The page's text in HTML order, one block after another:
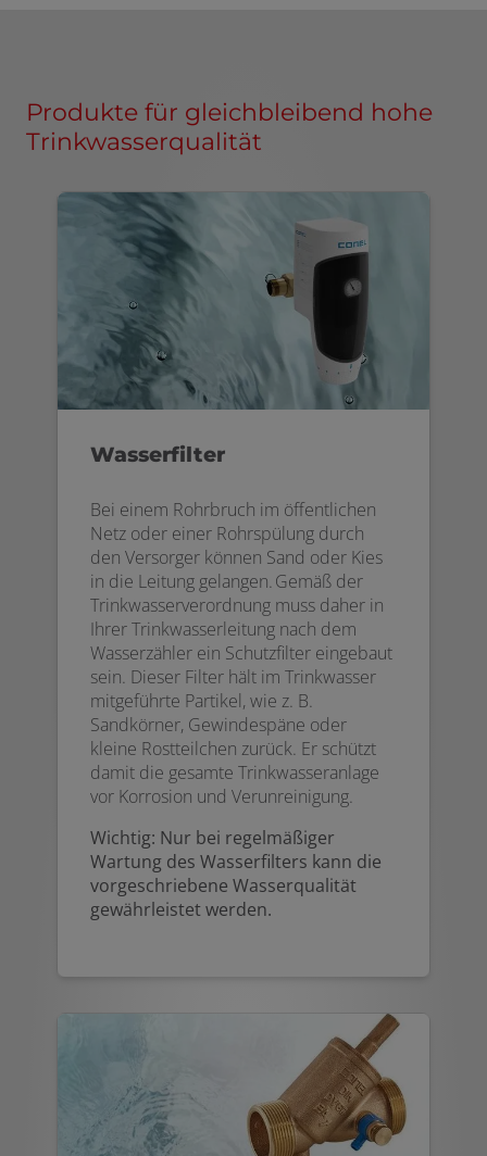
Produkte für gleichbleibend hohe
Trinkwasserqualität
Wasserfilter
Bei einem Rohrbruch im öffentlichen
Netz oder einer Rohrspülung durch
den Versorger können Sand oder Kies
in die Leitung gelangen. Gemäß der
Trinkwasserverordnung muss daher in
Ihrer Trinkwasserleitung nach dem
Wasserzähler ein Schutzfilter eingebaut
sein. Dieser Filter hält im Trinkwasser
mitgeführte Partikel, wie z. B.
Sandkörner, Gewindespäne oder
kleine Rostteilchen zurück. Er schützt
damit die gesamte Trinkwasseranlage
vor Korrosion und Verunreinigung.
Wichtig: Nur bei regelmäßiger
Wartung des Wasserfilters kann die
vorgeschriebene Wasserqualität
gewährleistet werden.